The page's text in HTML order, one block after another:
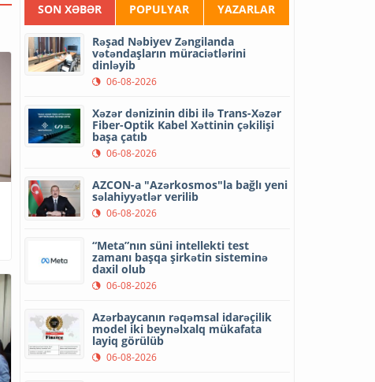
SON XƏBƏR POPULYAR YAZARLAR
Rəşad Nəbiyev Zəngilanda
vətəndaşların müraciətlərini
dinləyib
06-08-2026
Xəzər dənizinin dibi ilə Trans-Xəzər
Fiber-Optik Kabel Xəttinin çəkilişi
başa çatıb
06-08-2026
AZCON-a "Azərkosmos"la bağlı yeni
səlahiyyətlər verilib
06-08-2026
“Meta”nın süni intellekti test
zamanı başqa şirkətin sisteminə
daxil olub
06-08-2026
Azərbaycanın rəqəmsal idarəçilik
model iki beynəlxalq mükafata
layiq görülüb
06-08-2026